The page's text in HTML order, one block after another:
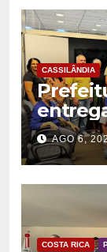
CASSILÂNDIA
AGO 6,
COSTA RICA